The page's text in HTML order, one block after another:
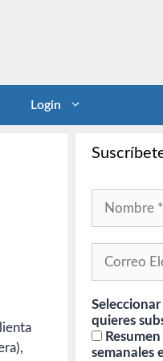
Login
Seleccionar
quieres
semanales